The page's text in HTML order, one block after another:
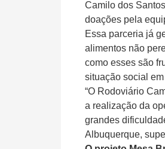
Camilo dos
doações pela
Essa parceria já
alimentos não
como esses são
situação social
“O Rodoviário
a realização da
grandes
Albuquerque,